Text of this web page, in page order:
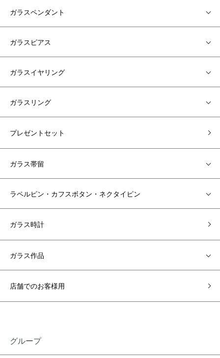
ガラスペンダント
ガラスピアス
ガラスイヤリング
ガラスリング
プレゼントセット
ガラス帯留
ラペルピン・カフスボタン・ネクタイピン
ガラス時計
ガラス作品
店舗でのお客様用
グループ